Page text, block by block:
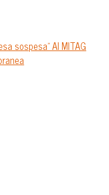
sospesa” Al MITAG